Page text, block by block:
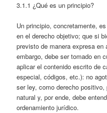
3.1.1 ¿Qué es un principio?
Un principio, concretamente,
en el derecho objetivo; que si
previsto de manera expresa
embargo, debe ser tomado en
aplicar el contenido escrito de
especial, códigos, etc.): no
ser ley, como derecho
natural y, por ende, debe
ordenamiento jurídico.